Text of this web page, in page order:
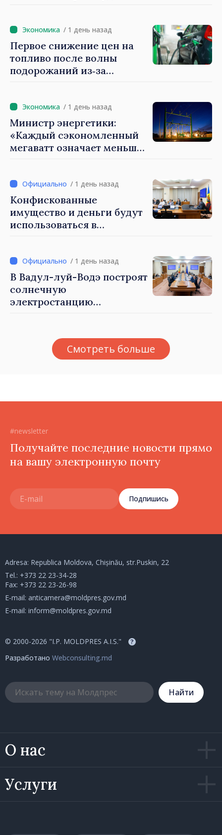
спасти жизни»/ 1 день назад
Первое снижение цен на
топливо после волны
подорожаний из‑за
на бензин и дизель
/ 1 день назад
Министр энергетики:
«Каждый сэкономленный
мегаватт означает меньше
/ 1 день назад
Конфискованные
имущество и деньги будут
использоваться в
/ 1 день назад
В Вадул-луй-Водэ построят
солнечную
электростанцию
Смотреть больше
#newsletter
Получайте последние новости прямо
на вашу электронную почту
Подпишись
О нас
Услуги
Adresa: Republica Moldova, Chișinău, str.Puskin, 22
Tel.: +373 22 23-34-28
Fax: +373 22 23-26-98
E-mail: anticamera@moldpres.gov.md
E-mail: inform@moldpres.gov.md
© 2000-2026 "I.P. MOLDPRES A.I.S." ?
Разработано Webconsulting.md
Hайти